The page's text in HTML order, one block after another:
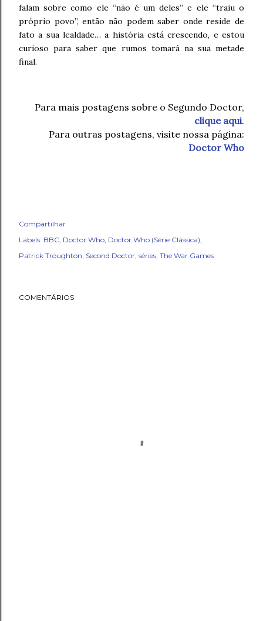
falam sobre como ele “não é um deles” e ele “traiu o
próprio povo”, então não podem saber onde reside de
fato a sua lealdade… a história está crescendo, e estou
curioso para saber que rumos tomará na sua metade
final.
Para mais postagens sobre o Segundo Doctor,
clique aqui.
Para outras postagens, visite nossa página:
Doctor Who
Compartilhar
Labels: BBC Doctor Who Doctor Who (Série Clássica)
Patrick Troughton Second Doctor séries The War Games
COMENTÁRIOS